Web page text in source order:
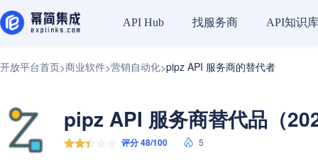
API Hub 找服务商 API知识库
开放平台首页>商业软件>营销自动化>pipz API 服务商的替代者
pipz API 服务商替代品（
评分 48/100 5